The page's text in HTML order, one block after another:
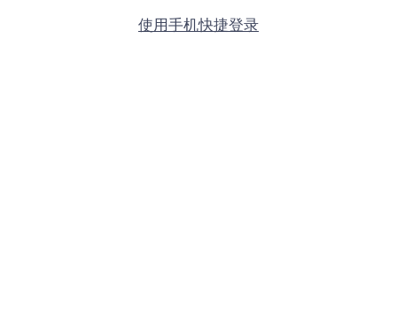
使用手机快捷登录